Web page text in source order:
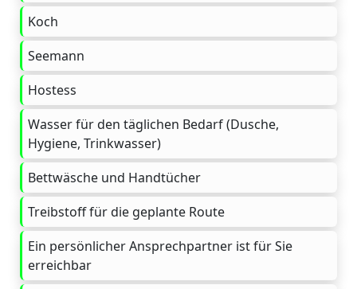
Koch
Seemann
Hostess
Wasser für den täglichen Bedarf (Dusche,
Hygiene, Trinkwasser)
Bettwäsche und Handtücher
Treibstoff für die geplante Route
Ein persönlicher Ansprechpartner ist für Sie
erreichbar